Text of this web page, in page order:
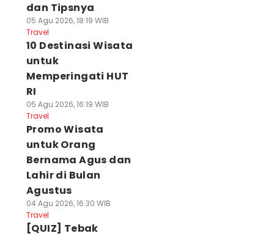
dan Tipsnya
05 Agu 2026, 18:19 WIB
Travel
10 Destinasi Wisata
untuk
Memperingati HUT
RI
05 Agu 2026, 16:19 WIB
Travel
Promo Wisata
untuk Orang
Bernama Agus dan
Lahir di Bulan
Agustus
04 Agu 2026, 16:30 WIB
Travel
[QUIZ] Tebak